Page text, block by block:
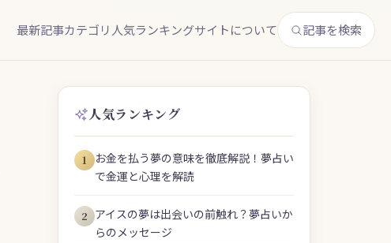
最新記事カテゴリ 人気ランキングサイトについて 記事を検索
人気ランキング
1
お金を払う夢の意味を徹底解説！夢占い
で金運と心理を解読
2 アイスの夢は出会いの前触れ？夢占いか
らのメッセージ